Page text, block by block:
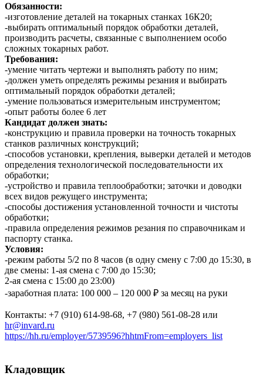
Обязанности:
-изготовление деталей на токарных станках 16К20;
-выбирать оптимальный порядок обработки деталей,
производить расчеты, связанные с выполнением особо
сложных токарных работ.
Требования:
-умение читать чертежи и выполнять работу по ним;
-должен уметь определять режимы резания и выбирать
оптимальный порядок обработки деталей;
-умение пользоваться измерительным инструментом;
-опыт работы более 6 лет
Кандидат должен знать:
-конструкцию и правила проверки на точность токарных
станков различных конструкций;
-способов установки, крепления, выверки деталей и методов
определения технологической последовательности их
обработки;
-устройство и правила теплообработки; заточки и доводки
всех видов режущего инструмента;
-способы достижения установленной точности и чистоты
обработки;
-правила определения режимов резания по справочникам и
паспорту станка.
Условия:
-режим работы 5/2 по 8 часов (в одну смену с 7:00 до 15:30, в
две смены: 1-ая смена с 7:00 до 15:30;
2-ая смена с 15:00 до 23:00)
-заработная плата: 100 000 – 120 000 ₽ за месяц на руки
Контакты: +7 (910) 614-98-68, +7 (980) 561-08-28 или
hr@invard.ru
https://hh.ru/employer/5739596?hhtmFrom=employers_list
Кладовщик